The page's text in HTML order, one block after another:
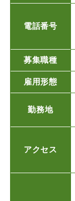
電話番号
募集職種
雇用形態
勤務地
アクセス